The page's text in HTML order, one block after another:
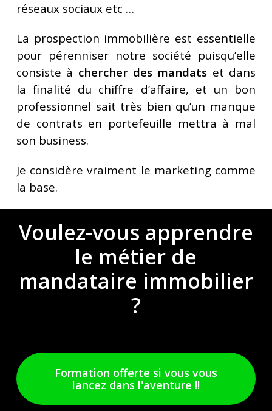
réseaux sociaux etc …
La prospection immobilière est essentielle
pour pérenniser notre société puisqu’elle
consiste à chercher des mandats et dans
la finalité du chiffre d’affaire, et un bon
professionnel sait très bien qu’un manque
de contrats en portefeuille mettra à mal
son business.
Je considère vraiment le marketing comme
la base.
Voulez-vous apprendre
le métier de
mandataire immobilier
?
Formation offerte si vous vous
lancez dans l'aventure !!